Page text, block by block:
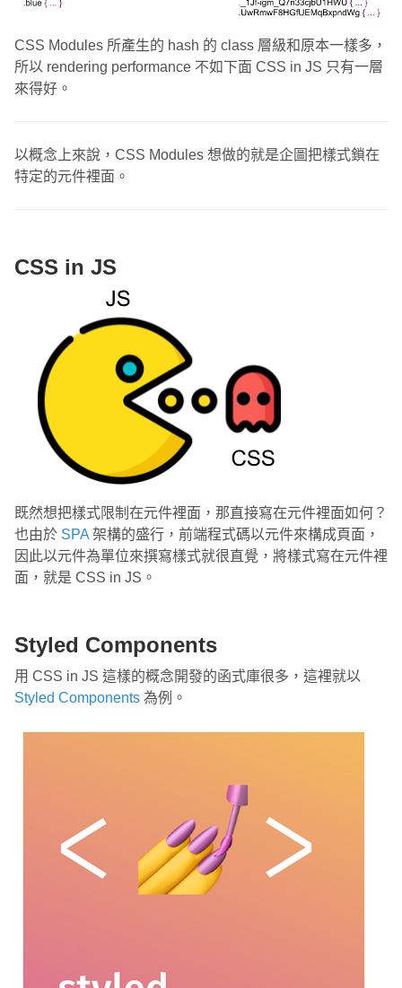
CSS Modules 所產生的 hash 的 class 層級和原本一樣多，
所以 rendering performance 不如下面 CSS in JS 只有一層
來得好。
以概念上來說，CSS Modules 想做的就是企圖把樣式鎖在
特定的元件裡面。
CSS in JS
既然想把樣式限制在元件裡面，那直接寫在元件裡面如何？
也由於 SPA 架構的盛行，前端程式碼以元件來構成頁面，
因此以元件為單位來撰寫樣式就很直覺，將樣式寫在元件裡
面，就是 CSS in JS。
Styled Components
用 CSS in JS 這樣的概念開發的函式庫很多，這裡就以
Styled Components 為例。